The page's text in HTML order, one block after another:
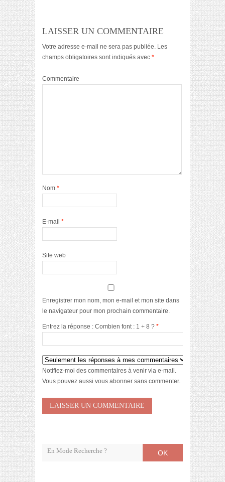
LAISSER UN COMMENTAIRE
Votre adresse e-mail ne sera pas publiée. Les
champs obligatoires sont indiqués avec *
Commentaire
Nom *
E-mail *
Site web
Enregistrer mon nom, mon e-mail et mon site dans
le navigateur pour mon prochain commentaire.
Entrez la réponse : Combien font : 1 + 8 ? *
Notifiez-moi des commentaires à venir via e-mail.
Vous pouvez aussi vous abonner sans commenter.
OK